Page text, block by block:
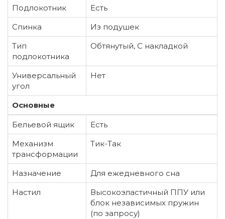
Подлокотник
Есть
Спинка
Из подушек
Тип
подлокотника
Обтянутый, С накладкой
Универсальный
угол
Нет
Основные
Бельевой ящик
Есть
Механизм
трансформации
Тик-Так
Назначение
Для ежедневного сна
Настил
Высокоэластичный ППУ или
блок независимых пружин
(по запросу)